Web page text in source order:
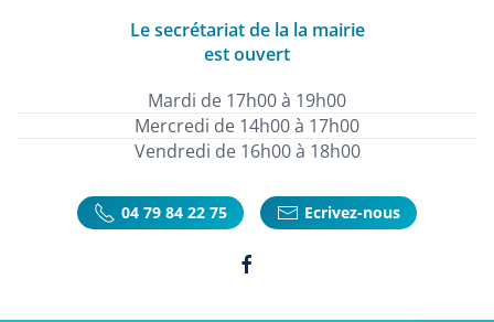
Le secrétariat de la la mairie
est ouvert
Mardi de 17h00 à 19h00
Mercredi de 14h00 à 17h00
Vendredi de 16h00 à 18h00
04 79 84 22 75 Ecrivez-nous